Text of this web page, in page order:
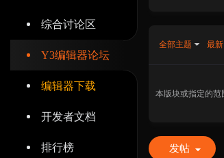
综合讨论区
Y3编辑器论坛
编辑器下载
开发者文档
排行榜
全部主题 最新
本版块或指定的范
发帖